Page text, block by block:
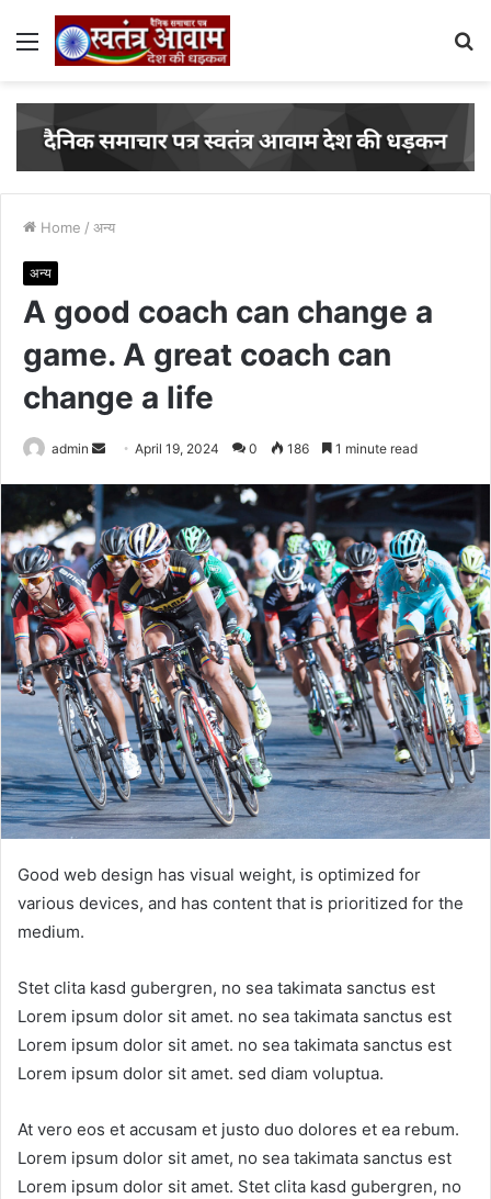
Menu
Home / अन्य
अन्य
A good coach can change a
game. A great coach can
change a life
admin
Send
email
April 19, 2024 0 186 1 minute read
Good web design has visual weight, is optimized for
various devices, and has content that is prioritized for the
medium.
Stet clita kasd gubergren, no sea takimata sanctus est
Lorem ipsum dolor sit amet. no sea takimata sanctus est
Lorem ipsum dolor sit amet. no sea takimata sanctus est
Lorem ipsum dolor sit amet. sed diam voluptua.
At vero eos et accusam et justo duo dolores et ea rebum.
Lorem ipsum dolor sit amet, no sea takimata sanctus est
Lorem ipsum dolor sit amet. Stet clita kasd gubergren, no